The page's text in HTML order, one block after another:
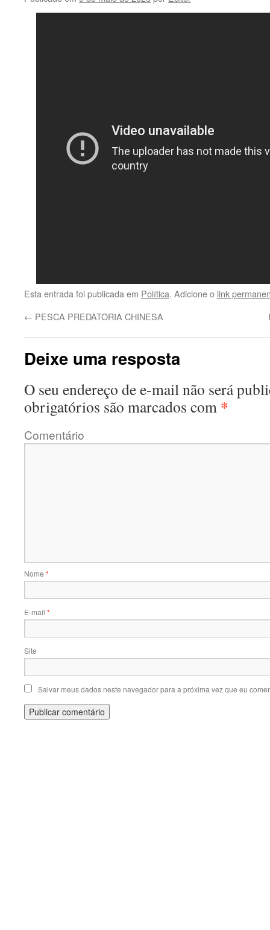
Esta entrada foi publicada em Política. Adicione o link
← PESCA PREDATORIA CHINESA
Deixe uma resposta
O seu endereço de e-mail não será
obrigatórios são marcados com *
Comentário
Nome *
E-mail *
Site
Salvar meus dados neste navegador para a próxima vez que eu